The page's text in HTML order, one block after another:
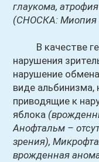
глаукома,
(СНОСКА: Миопия
В качестве
нарушения
нарушение
виде альбинизма,
приводящие к
яблока
Анофтальм –
зрения),
врожденная